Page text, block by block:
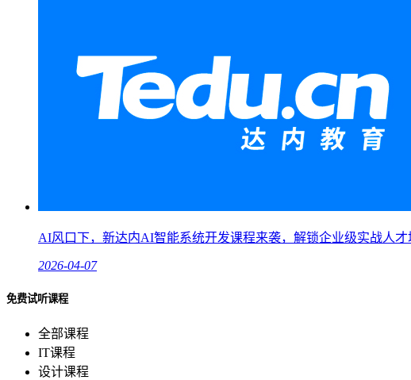
AI风口下，新达内AI智能系统开发课程来袭，解锁企业级实战人
2026-04-07
免费试听课程
全部课程
IT课程
设计课程